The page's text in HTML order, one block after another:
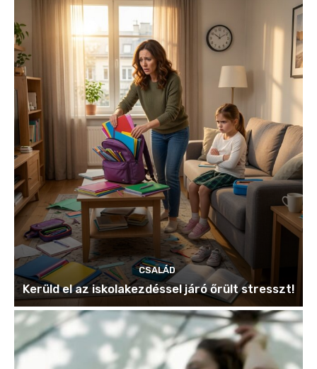
CSALÁD
Kerüld el az iskolakezdéssel járó őrült stresszt!